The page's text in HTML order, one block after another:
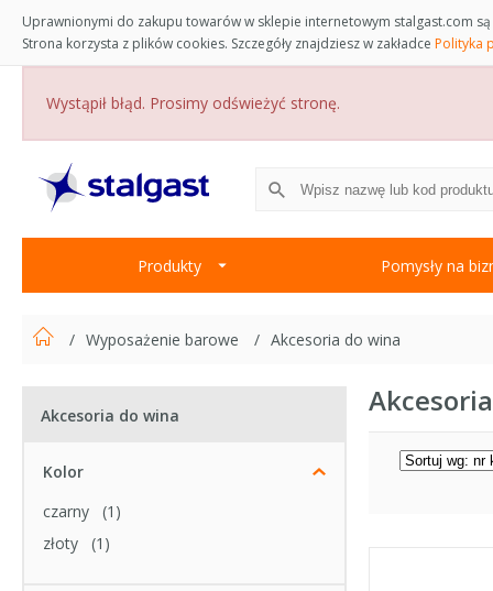
Uprawnionymi do zakupu towarów w sklepie internetowym stalgast.com
Strona korzysta z plików cookies. Szczegóły znajdziesz w zakładce Polityka
Wystąpił błąd. Prosimy odświeżyć stronę.
Produkty Pomysły na
Wyposażenie barowe Akcesoria do wina
Akcesoria do wina
Kolor
czarny
(1)
złoty
(1)